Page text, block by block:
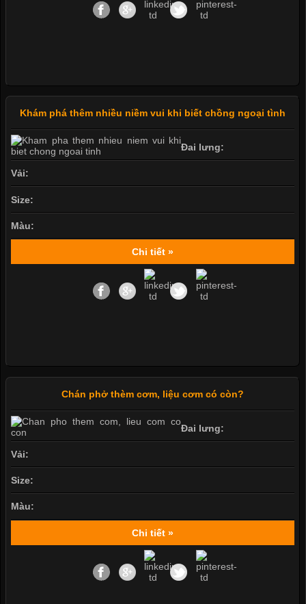
Khám phá thêm nhiều niềm vui khi biết chồng ngoại tình
Đai lưng:
Vải:
Size:
Màu:
Chi tiết »
Chán phở thèm cơm, liệu cơm có còn?
Đai lưng:
Vải:
Size:
Màu:
Chi tiết »